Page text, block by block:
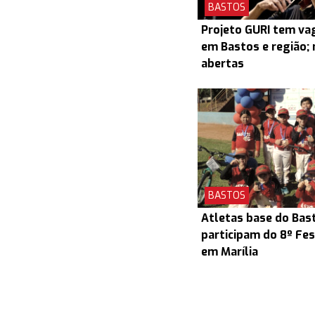
BASTOS
Projeto GURI tem
em Bastos e
abertas
BASTOS
Atletas base do
participam do 8º
em Marília